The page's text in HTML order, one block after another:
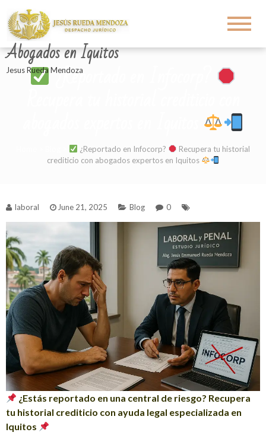
Abogados en Iquitos
Jesus Rueda Mendoza¿Reportado en Infocorp?
¿Reportado en Infocorp?
Recupera tu historial
crediticio con abogados expertos en Iquitos
laboral June 21, 2025 Blog 0
¿Estás reportado en una central de riesgo? Recupera
tu historial crediticio con ayuda legal especializada en
Iquitos